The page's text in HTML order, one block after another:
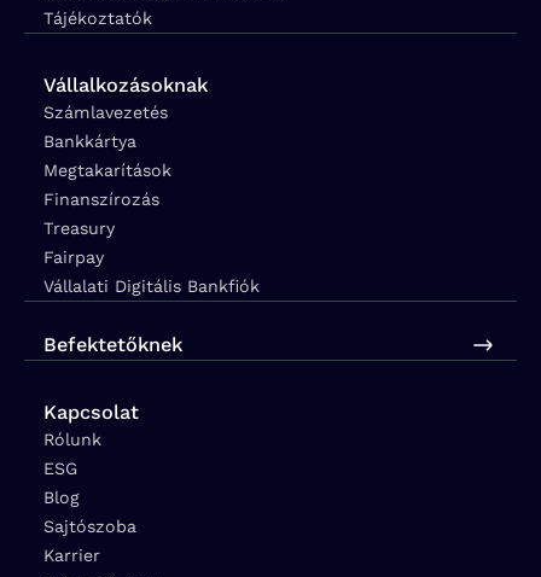
Tájékoztatók
Vállalkozásoknak
Számlavezetés
Bankkártya
Megtakarítások
Finanszírozás
Treasury
Fairpay
Vállalati Digitális Bankfiók
Befektetőknek
Kapcsolat
Rólunk
ESG
Blog
Sajtószoba
Karrier